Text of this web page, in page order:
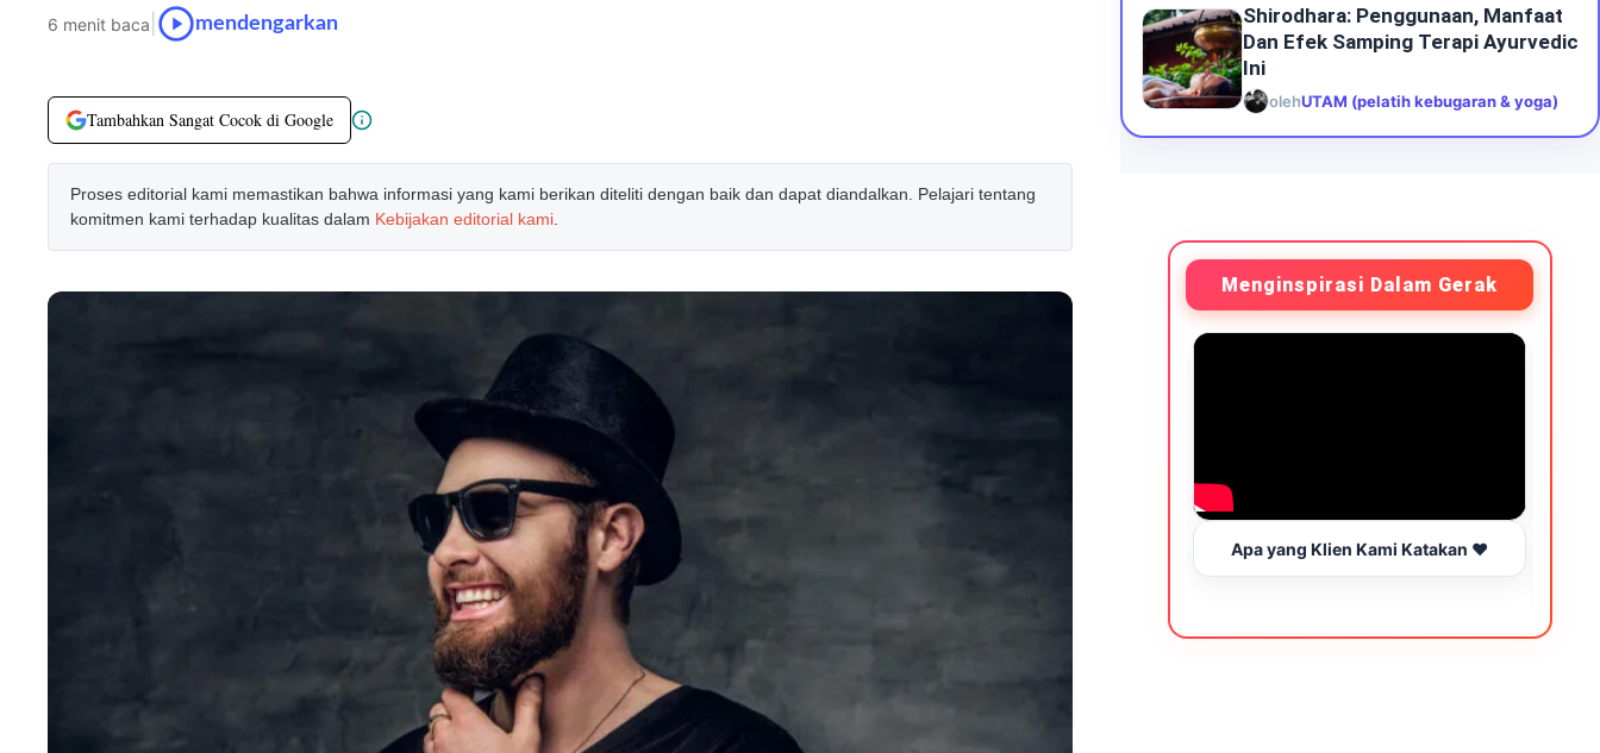
6 menit baca mendengarkan
Tambahkan Sangat Cocok di Google
Proses editorial kami memastikan bahwa informasi yang kami berikan diteliti dengan baik dan dapat diandalkan. Pelajari tentang
komitmen kami terhadap kualitas dalam Kebijakan editorial kami
Shirodhara: Penggunaan, Manfaat
Dan Efek Samping Terapi Ayurvedic
Ini
olehUTAM (pelatih kebugaran & yoga)
Menginspirasi Dalam Gerak
Apa yang Klien Kami Katakan ❤️